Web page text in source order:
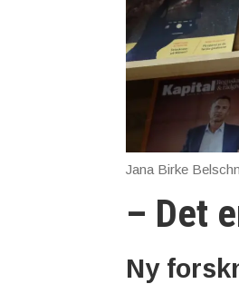
Jana Birke
– Det
Ny